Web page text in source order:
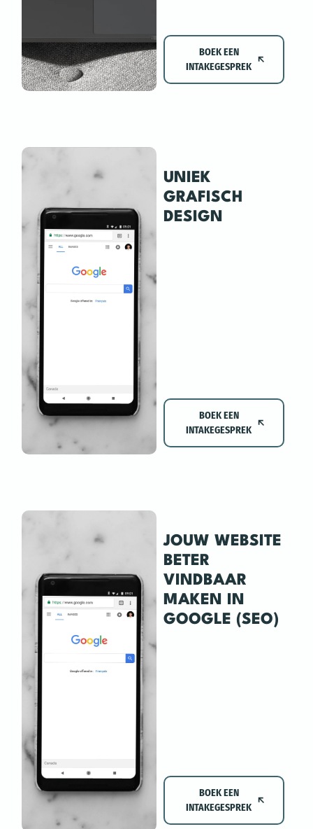
BOEK EEN
INTAKEGESPREK
UNIEK
GRAFISCH
DESIGN
BOEK EEN
INTAKEGESPREK
JOUW WEBSITE
BETER
VINDBAAR
MAKEN IN
GOOGLE (SEO)
BOEK EEN
INTAKEGESPREK